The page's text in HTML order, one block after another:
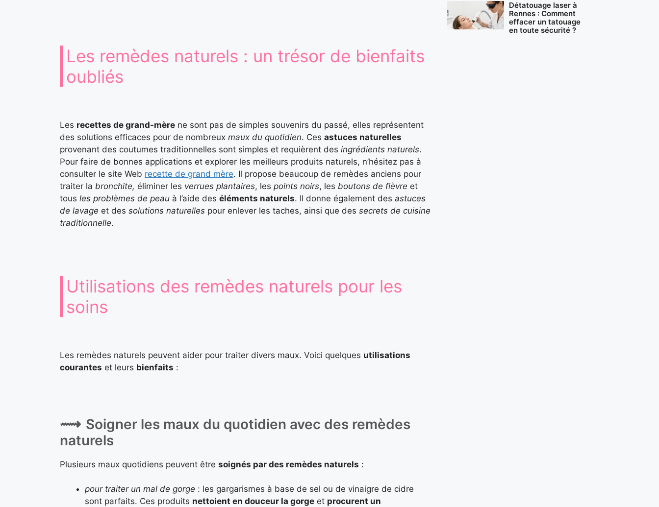
Les remèdes naturels : un trésor de bienfaits
oubliés
Les recettes de grand-mère ne sont pas de simples souvenirs du passé, elles représentent
des solutions efficaces pour de nombreux maux du quotidien. Ces astuces naturelles
provenant des coutumes traditionnelles sont simples et requièrent des ingrédients naturels.
Pour faire de bonnes applications et explorer les meilleurs produits naturels, n’hésitez pas à
consulter le site Web recette de grand mère. Il propose beaucoup de remèdes anciens pour
traiter la bronchite, éliminer les verrues plantaires, les points noirs, les boutons de fièvre et
tous les problèmes de peau à l’aide des éléments naturels. Il donne également des astuces
de lavage et des solutions naturelles pour enlever les taches, ainsi que des secrets de cuisine
traditionnelle.
Utilisations des remèdes naturels pour les
soins
Les remèdes naturels peuvent aider pour traiter divers maux. Voici quelques utilisations
courantes et leurs bienfaits :
Soigner les maux du quotidien avec des remèdes
naturels
Plusieurs maux quotidiens peuvent être soignés par des remèdes naturels :
pour traiter un mal de gorge : les gargarismes à base de sel ou de vinaigre de cidre
sont parfaits. Ces produits nettoient en douceur la gorge et procurent un
Détatouage laser à
Rennes : Comment
effacer un tatouage
en toute sécurité ?